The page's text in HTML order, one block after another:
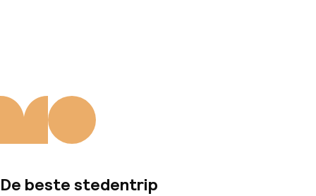
De beste stedentrip